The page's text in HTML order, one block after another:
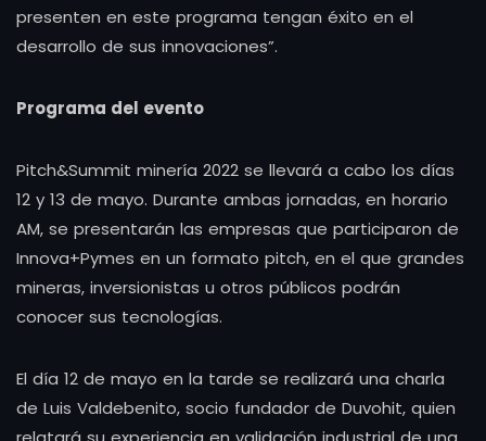
presenten en este programa tengan éxito en el
desarrollo de sus innovaciones”.
Programa del evento
Pitch&Summit minería 2022 se llevará a cabo los días
12 y 13 de mayo. Durante ambas jornadas, en horario
AM, se presentarán las empresas que participaron de
Innova+Pymes en un formato pitch, en el que grandes
mineras, inversionistas u otros públicos podrán
conocer sus tecnologías.
El día 12 de mayo en la tarde se realizará una charla
de Luis Valdebenito, socio fundador de Duvohit, quien